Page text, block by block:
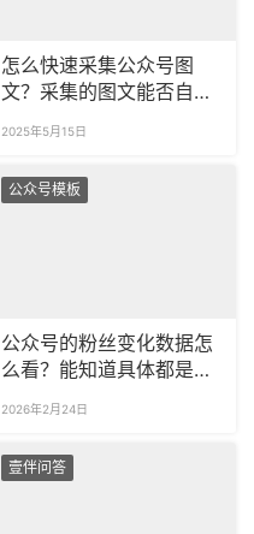
怎么快速采集公众号图
文？采集的图文能否自由
2025年5月15日
公众号模板
公众号的粉丝变化数据怎
么看？能知道具体都是谁
2026年2月24日
壹伴问答